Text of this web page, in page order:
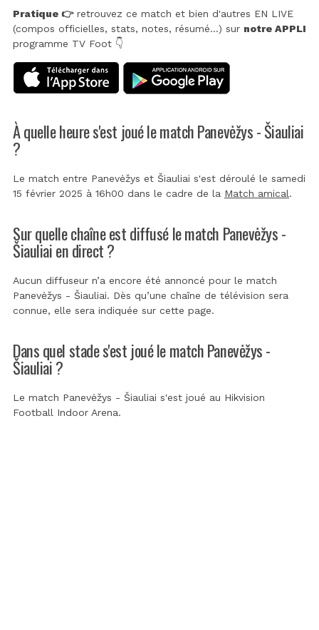
Pratique 👉retrouvez ce match et bien d'autres EN LIVE
(compos officielles, stats, notes, résumé...) sur notre APPLI
programme TV Foot 👇
À quelle heure s'est joué le match Panevėžys - Šiauliai
?
Le match entre Panevėžys et Šiauliai s'est déroulé le samedi
15 février 2025 à 16h00 dans le cadre de la Match amical.
Sur quelle chaîne est diffusé le match Panevėžys -
Šiauliai en direct ?
Aucun diffuseur n’a encore été annoncé pour le match
Panevėžys - Šiauliai. Dès qu’une chaîne de télévision sera
connue, elle sera indiquée sur cette page.
Dans quel stade s'est joué le match Panevėžys -
Šiauliai ?
Le match Panevėžys - Šiauliai s'est joué au Hikvision
Football Indoor Arena.